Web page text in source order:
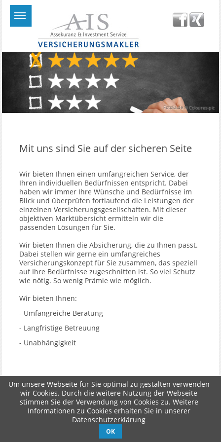
Fotolia.de © Coloures-pic
Mit uns sind Sie auf der sicheren Seite
Wir bieten Ihnen einen umfangreichen Service, der
Ihren individuellen Bedürfnissen entspricht. Dabei
haben wir immer Ihre Wünsche und Bedürfnisse im
Blick und überprüfen fortlaufend die Leistungen der
einzelnen Versicherungsgesellschaften. Mit dieser
objektiven Marktübersicht ermitteln wir die
passenden Lösungen für Sie.
Wir bieten Ihnen die Absicherung, die zu Ihnen passt.
Dabei stellen wir gerne ein umfangreiches
Versicherungskonzept für Sie zusammen, das speziell
auf Ihre Bedürfnisse zugeschnitten ist. So viel Schutz
wie nötig. So wenig Prämie wie möglich.
Wir bieten Ihnen:
- Umfangreiche Beratung
- Langfristige Betreuung
- Unabhängigkeit
Impressum|Kontakt|Datenschutz|Erstinformation
ais-versicherungsmakler.de
Um unsere Webseite für Sie optimal zu gestalten verwenden
wir Cookies. Durch die weitere Nutzung der Webseite
stimmen Sie der Verwendung von Cookies zu. Weitere
Informationen zu Cookies erhalten Sie in unserer
Datenschutzerklärung
OK